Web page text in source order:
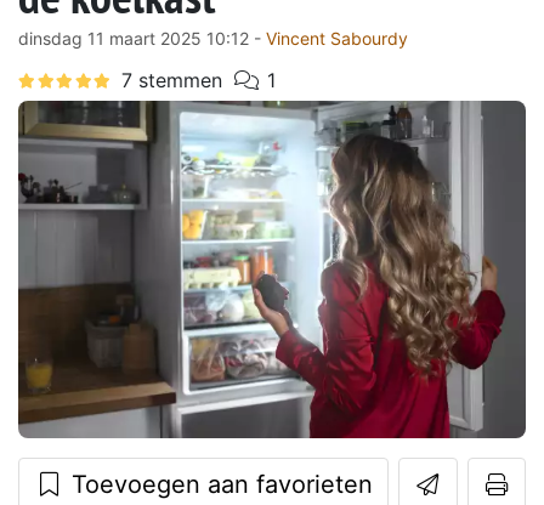
dinsdag 11 maart 2025 10:12 - Vincent Sabourdy
Toevoegen aan favorieten